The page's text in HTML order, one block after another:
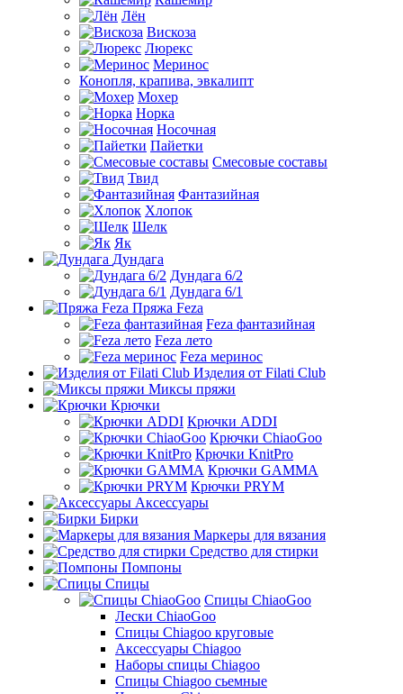
Лён
Вискоза
Люрекс
Меринос
Конопля, крапива, эвкалипт
Мохер
Норка
Носочная
Пайетки
Смесовые составы
Твид
Фантазийная
Хлопок
Шелк
Як
Дундага
Дундага 6/2
Дундага 6/1
Пряжа Feza
Feza фантазийная
Feza лето
Feza меринос
Изделия от Filati Club
Миксы пряжи
Крючки
Крючки ADDI
Крючки ChiaoGoo
Крючки KnitPro
Крючки GAMMA
Крючки PRYM
Аксессуары
Бирки
Маркеры для вязания
Средство для стирки
Помпоны
Спицы
Спицы ChiaoGoo
Лески ChiaoGoo
Cпицы Сhiagoo круговые
Аксессуары Chiagoo
Наборы спицы Chiagoo
Спицы Chiagoo сьемные